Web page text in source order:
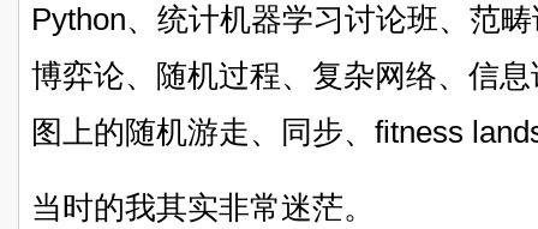
Python、统计机器学习讨论班、范
博弈论、随机过程、复杂网络、信
图上的随机游走、同步、fitness
当时的我其实非常迷茫。